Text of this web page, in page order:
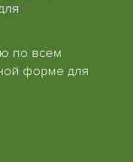
по всем
форме для